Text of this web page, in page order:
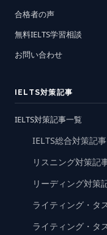
合格者の声
無料IELTS学習相談
お問い合わせ
IELTS対策記事
IELTS対策記事一覧
IELTS総合対策記事
リスニング対策記
リーディング対策
ライティング・タ
ライティング・タ